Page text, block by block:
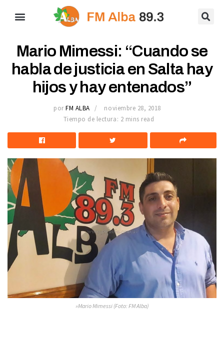
Mario Mimessi: “Cuando se
habla de justicia en Salta hay
hijos y hay entenados”
por FM ALBA
noviembre 28, 2018
Tiempo de lectura: 2 mins read
»Mario Mimessi (Foto: FM Alba)